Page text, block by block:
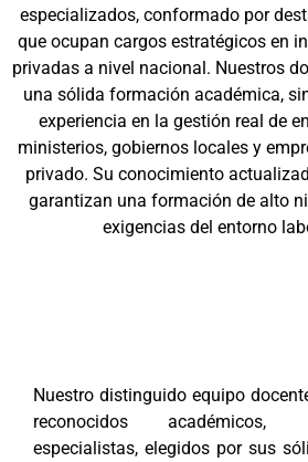
especializados, conformado por
que ocupan cargos estratégicos en
privadas a nivel nacional. Nuestros
una sólida formación académica,
experiencia en la gestión real de
ministerios, gobiernos locales y
privado. Su conocimiento
garantizan una formación de alto
exigencias del entorno
Nuestro distinguido equipo
reconocidos académicos,
especialistas, elegidos por sus